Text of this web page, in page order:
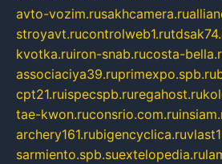
avto-vozim.rusakhcamera.ru
stroyavt.rucontrolweb1.ru
kvotka.ruiron-snab.rucosta-
associaciya39.ruprimexpo.spb.ru
cpt21.ruispecspb.ruregahost.ru
tae-kwon.ruconsrio.com.ru
archery161.rubigencyclica.ru
sarmiento.spb.suextelopedia.ru